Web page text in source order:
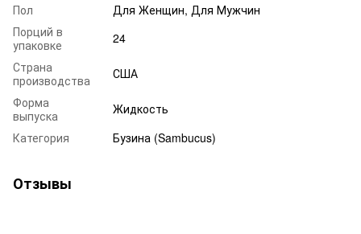
Пол
Для Женщин, Для Мужчин
Порций в
упаковке
24
Страна
производства
США
Форма
выпуска
Жидкость
Категория
Бузина (Sambucus)
Отзывы